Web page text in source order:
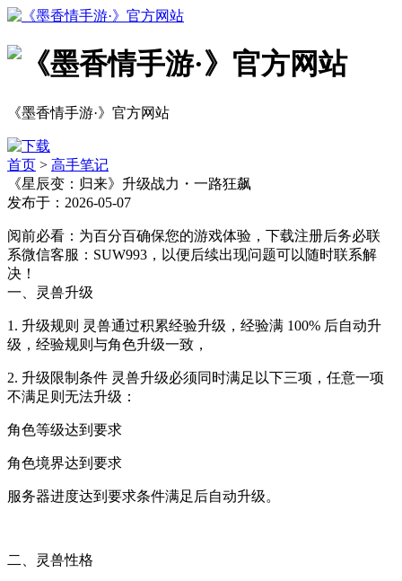
《墨香情手游·》官方网站
首页 > 高手笔记
《星辰变：归来》升级战力・一路狂飙
发布于：2026-05-07
阅前必看：为百分百确保您的游戏体验，下载注册后务必联
系微信客服：SUW993，以便后续出现问题可以随时联系解
决！
一、灵兽升级
1. 升级规则 灵兽通过积累经验升级，经验满 100% 后自动升
级，经验规则与角色升级一致，
2. 升级限制条件 灵兽升级必须同时满足以下三项，任意一项
不满足则无法升级：
角色等级达到要求
角色境界达到要求
服务器进度达到要求条件满足后自动升级。
二、灵兽性格